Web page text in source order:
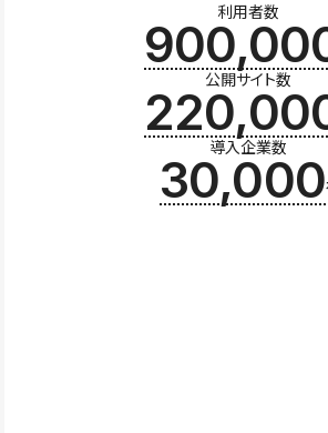
利用者数
公開サイト数
導入企業数
30,000